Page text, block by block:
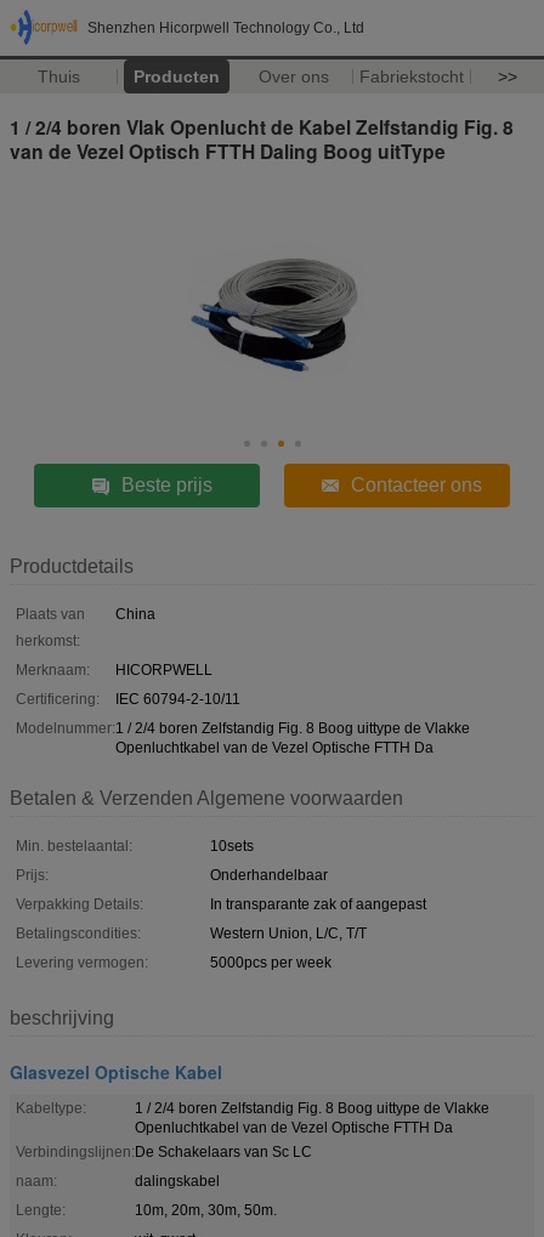
Shenzhen Hicorpwell Technology Co., Ltd
Thuis Producten Over ons Fabriekstocht >>
1 / 2/4 boren Vlak Openlucht de Kabel Zelfstandig Fig. 8
van de Vezel Optisch FTTH Daling Boog uitType
Beste prijs Contacteer ons
Productdetails
Plaats van
herkomst:
China
Merknaam:
HICORPWELL
Certificering:
IEC 60794-2-10/11
Modelnummer:1 / 2/4 boren Zelfstandig Fig. 8 Boog uittype de Vlakke
Openluchtkabel van de Vezel Optische FTTH Da
Betalen & Verzenden Algemene voorwaarden
Min. bestelaantal:
10sets
Prijs:
Onderhandelbaar
Verpakking Details:
In transparante zak of aangepast
Betalingscondities:
Western Union, L/C, T/T
Levering vermogen:
5000pcs per week
beschrijving
Glasvezel Optische Kabel
Kabeltype:
1 / 2/4 boren Zelfstandig Fig. 8 Boog uittype de Vlakke
Openluchtkabel van de Vezel Optische FTTH Da
Verbindingslijnen:De Schakelaars van Sc LC
naam:
dalingskabel
Lengte:
10m, 20m, 30m, 50m.